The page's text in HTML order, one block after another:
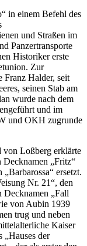
in einem Befehl des
und Straßen im
Panzertransporte
Historiker erste
Zur
Franz Halder, seit
seinen Stab am
wurde nach dem
und im
und OKH zugrunde
von Loßberg erklärte
Decknamen
Fritz
Barbarossa
ersetzt.
Nr. 21 , den
Decknamen
Fall
von Aubin 1939
trug und neben
Kaiser
Hauses der